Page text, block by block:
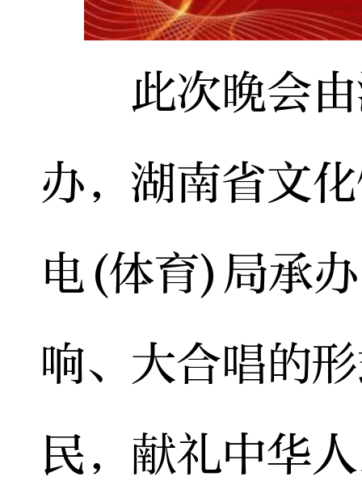
此次晚会由
办，湖南省文
电(体育)局承
响、大合唱的
民，献礼中华